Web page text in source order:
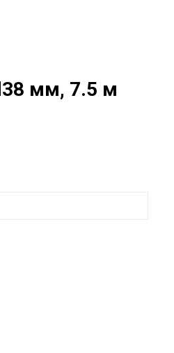
мм, 7.5 м